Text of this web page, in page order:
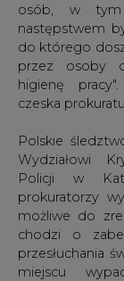
osób, w tym
następstwem
do którego
przez osoby
higienę
czeska
Polskie
Wydziałowi
Policji w
prokuratorzy
możliwe do
chodzi o
przesłuchania
miejscu